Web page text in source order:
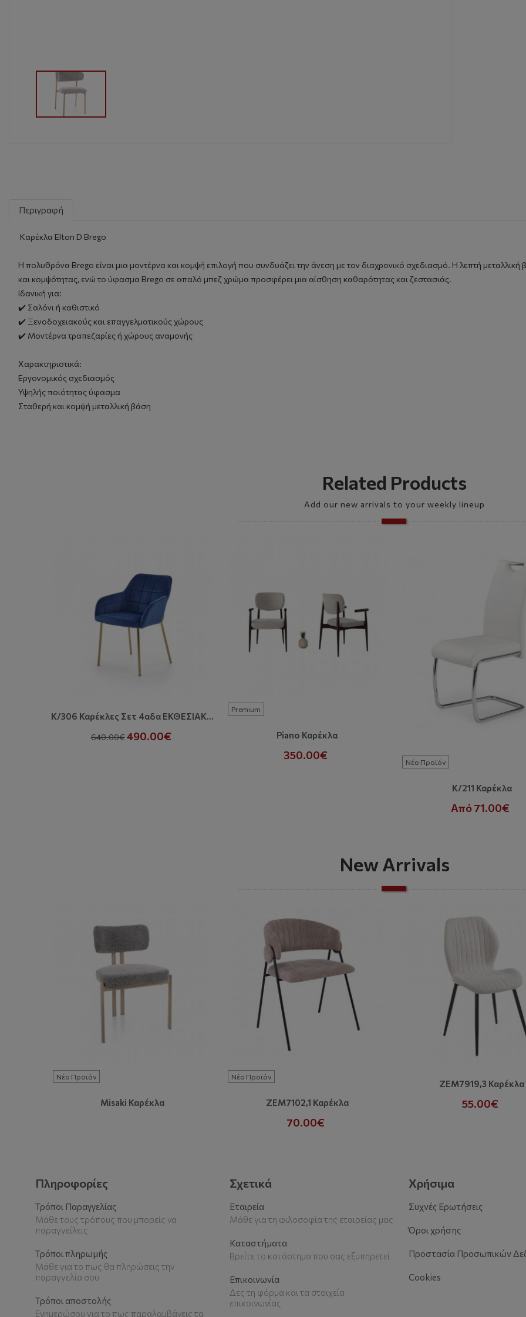
Περιγραφή
Καρέκλα Elton D Brego
Η πολυθρόνα Brego είναι μια μοντέρνα και κομψή επιλογή που συνδυάζει την άνεση με τον διαχρονικό σχεδιασμό. Η λεπτή
και κομψότητας, ενώ το ύφασμα Brego σε απαλό μπεζ χρώμα προσφέρει μια αίσθηση καθαρότητας και ζεστασιάς.
Ιδανική για:
✔️ Σαλόνι ή καθιστικό
✔️ Ξενοδοχειακούς και επαγγελματικούς χώρους
✔️ Μοντέρνα τραπεζαρίες ή χώρους αναμονής
Χαρακτηριστικά:
Εργονομικός σχεδιασμός
Υψηλής ποιότητας ύφασμα
Σταθερή και κομψή μεταλλική βάση
Related Products
Add our new arrivals to your weekly lineup
K/306 Καρέκλες Σετ 4αδα ΕΚΘΕΣΙΑΚΕΣ
640.00€490.00€
Premium
Piano Καρέκλα
350.00€
Νέο Προϊόν
K/211 Καρέκλα
Από 71.00€
New Arrivals
Νέο Προϊόν
Misaki Καρέκλα
Νέο Προϊόν
ZEM7102,1 Καρέκλα
70.00€
ZEM7919,3 Καρέκλα
55.00€
Πληροφορίες
Τρόποι Παραγγελίας
Μάθε τους τρόπους που μπορείς να
παραγγείλεις
Τρόποι πληρωμής
Μάθε για το πως θα πληρώσεις την
παραγγελία σου
Τρόποι αποστολής
Ενημερώσου για το πως παραλαμβάνεις τα
Σχετικά
Εταιρεία
Μάθε για τη φιλοσοφία της εταιρείας μας
Καταστήματα
Βρείτε το κατάστημα που σας εξυπηρετεί
Επικοινωνία
Δες τη φόρμα και τα στοιχεία
επικοινωνίας
Χρήσιμα
Συχνές Ερωτήσεις
Όροι χρήσης
Προστασία Προσωπικών
Cookies